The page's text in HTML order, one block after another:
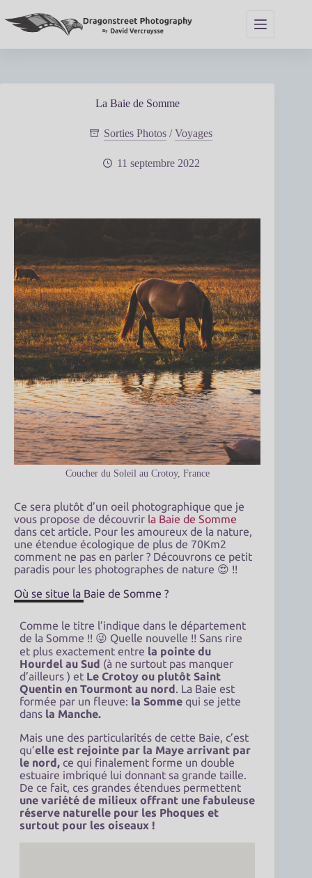
au
contenu
La Baie de Somme
Sorties Photos /Voyages
11 septembre 2022
Coucher du Soleil au Crotoy, France
Ce sera plutôt d’un oeil photographique que je
vous propose de découvrir la Baie de Somme
dans cet article. Pour les amoureux de la nature,
une étendue écologique de plus de 70Km2
comment ne pas en parler ? Découvrons ce petit
paradis pour les photographes de nature 😍 !!
Où se situe la Baie de Somme ?
Comme le titre l’indique dans le département
de la Somme !! 😜 Quelle nouvelle !! Sans rire
et plus exactement entre la pointe du
Hourdel au Sud (à ne surtout pas manquer
d’ailleurs ) et Le Crotoy ou plutôt Saint
Quentin en Tourmont au nord. La Baie est
formée par un fleuve: la Somme qui se jette
dans la Manche.
Mais une des particularités de cette Baie, c’est
qu’elle est rejointe par la Maye arrivant par
le nord, ce qui finalement forme un double
estuaire imbriqué lui donnant sa grande taille.
De ce fait, ces grandes étendues permettent
une variété de milieux offrant une fabuleuse
réserve naturelle pour les Phoques et
surtout pour les oiseaux !